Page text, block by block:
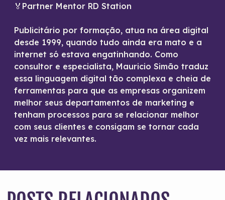
🏅Partner Mentor RD Station
Publicitário por formação, atua na área digital
desde 1999, quando tudo ainda era mato e a
internet só estava engatinhando. Como
consultor e especialista, Mauricio Simão traduz
essa linguagem digital tão complexa e cheia de
ferramentas para que as empresas organizem
melhor seus departamentos de marketing e
tenham processos para se relacionar melhor
com seus clientes e consigam se tornar cada
vez mais relevantes.